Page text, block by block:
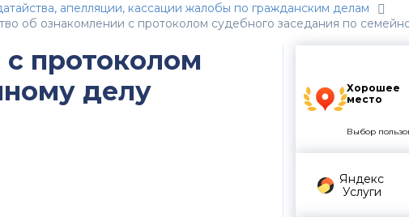
апелляции, кассации жалобы по гражданским делам
об ознакомлении с протоколом судебного заседания по
Хорошее
место
Выбор
Яндекс
Услуги
протоколом
делу